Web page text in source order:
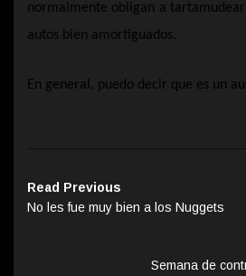
normalmente obligan a
autos bien amortiguados.
En general, puedo decir que es un
Read Previous
No les fue muy bien a los Nuggets
Semana de